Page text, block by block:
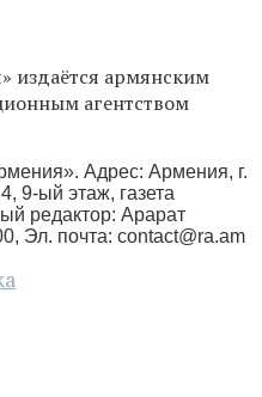
издаётся армянским
агентством
Адрес: Армения, г.
9-ый этаж, газета
редактор: Арарат
Эл. почта: contact@ra.am